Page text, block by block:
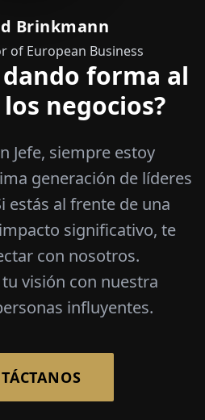
Brinkmann
of European Business
forma al
negocios?
Jefe, siempre estoy
generación de líderes
estás al frente de una
significativo, te
con nosotros.
visión con nuestra
influyentes.